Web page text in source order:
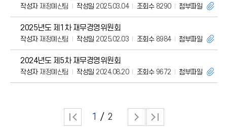
작성자재정예산팀 작성일 2025.03.04 조회수8290 첨부파일
2025년도 제1차 재무경영위원회
작성자재정예산팀 작성일 2025.02.03 조회수8984 첨부파일
2024년도 제5차 재무경영위원회
작성자재정예산팀 작성일 2024.08.20 조회수9672 첨부파일
1 2